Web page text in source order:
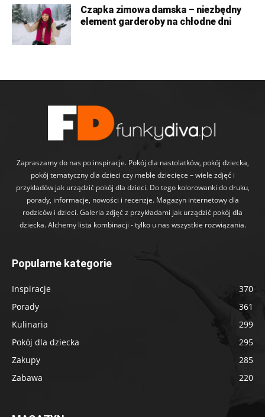
Czapka zimowa damska – niezbędny
element garderoby na chłodne dni
Zapraszamy do nas po inspiracje. Pokój dla nastolatków, pokój dziecka,
pokój tematyczny dla dzieci czy meble dziecięce – wiele zdjęć i
przykładów jak urządzić pokój dla dzieci. Do tego kolorowanki do druku,
porady, informacje, nowości i recenzje. Magazyn internetowy dla
rodziców i dzieci. Galeria zdjęć z przykładami jak urządzić pokój dla
dziecka. Alchemy lista kombinacji - tylko u nas wszystkie rozwiązania.
Popularne kategorie
Inspiracje
370
Porady
361
Kulinaria
299
Pokój dla dziecka
295
Zakupy
285
Zabawa
220